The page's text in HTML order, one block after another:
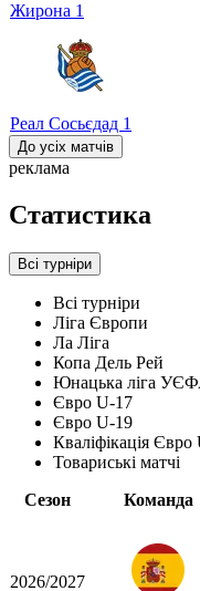
Жирона 1
Реал Сосьєдад 1
До усіх матчів
реклама
Статистика
Всі турніри
Всі турніри
Ліга Європи
Ла Ліга
Копа Дель Рей
Юнацька ліга
Євро U-17
Євро U-19
Кваліфікація Євро
Товариські матчі
Сезон
Команда
2026/2027